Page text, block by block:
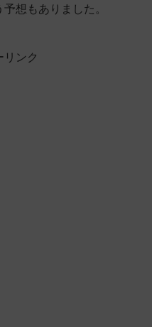
想もありました。
リンク